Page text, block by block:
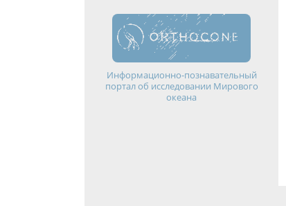
Информационно-познавательный
портал об исследовании Мирового
океана